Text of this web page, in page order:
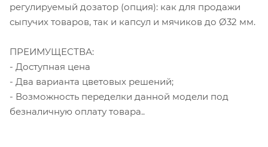
регулируемый дозатор (опция): как для продажи
сыпучих товаров, так и капсул и мячиков до Ø32 мм.
ПРЕИМУЩЕСТВА:
- Доступная цена
- Два варианта цветовых решений;
- Возможность переделки данной модели под
безналичную оплату товара..